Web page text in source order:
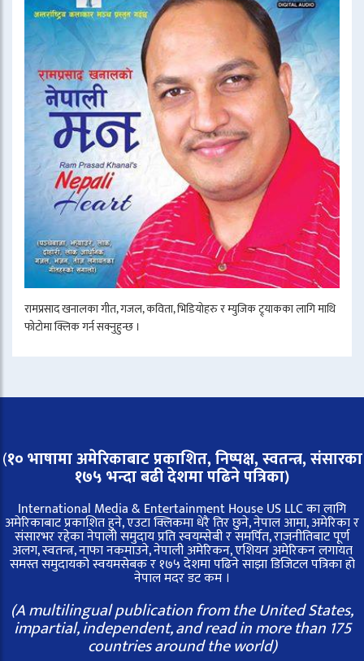
रामप्रसाद खनालका गीत, गजल, कविता, भिडियोहरु र म्युजिक ट्र्याकका लागि माथि
फोटोमा क्लिक गर्न सक्नुहुन्छ ।
(१० भाषामा अमेरिकाबाट प्रकाशित, निष्पक्ष, स्वतन्त्र,संसारका
१७५ भन्दा बढी देशमा पढिने पत्रिका)
International Media & Entertainment House US LLC का लागि
अमेरिकाबाट प्रकाशित हुने, एउटा क्लिकमा धेरै तिर छुने, नेपाल आमा, अमेरिका र
संसारभर रहेका नेपाली समुदाय प्रति स्वयम्सेबी र समर्पित, राजनीतिबाट पूर्ण
अलग, स्वतन्त्र, नाफा नकमाउने, नेपाली अमेरिकन, एशियन अमेरिकन लगायत
समस्त समुदायको स्वयमसेबक र १७५ देशमा पढिने साझा डिजिटल पत्रिका हो
नेपाल मदर डट कम ।
(A multilingual publication from the United States,
impartial, independent, and read in more than 175
countries around the world)